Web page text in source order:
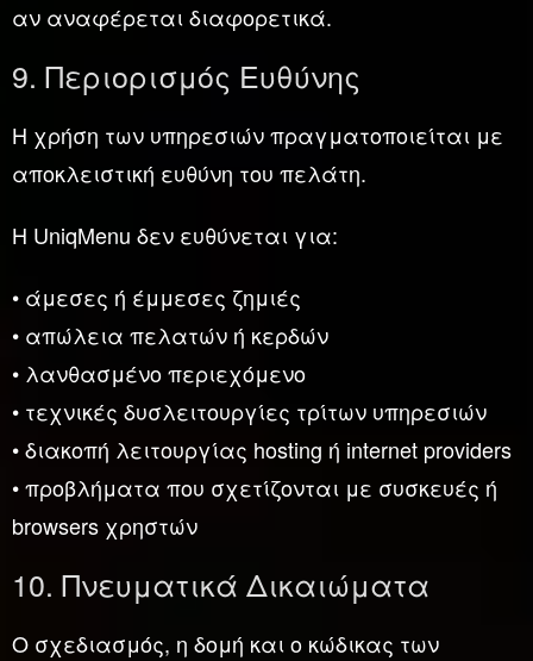
αν αναφέρεται διαφορετικά.
9. Περιορισμός Ευθύνης
Η χρήση των υπηρεσιών πραγματοποιείται με
αποκλειστική ευθύνη του πελάτη.
Η UniqMenu δεν ευθύνεται για:
• άμεσες ή έμμεσες ζημιές
• απώλεια πελατών ή κερδών
• λανθασμένο περιεχόμενο
• τεχνικές δυσλειτουργίες τρίτων υπηρεσιών
• διακοπή λειτουργίας hosting ή internet providers
• προβλήματα που σχετίζονται με συσκευές ή
browsers χρηστών
10. Πνευματικά Δικαιώματα
Ο σχεδιασμός, η δομή και ο κώδικας των